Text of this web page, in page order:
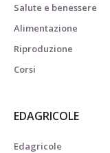
Salute e benessere
Alimentazione
Riproduzione
Corsi
EDAGRICOLE
Edagricole